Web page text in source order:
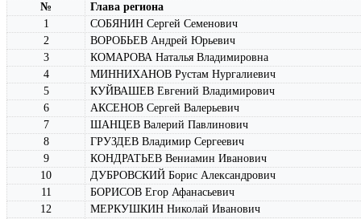
№
Глава региона
1
СОБЯНИН Сергей Семенович
2
ВОРОБЬЕВ Андрей Юрьевич
3
КОМАРОВА Наталья Владимировна
4
МИННИХАНОВ Рустам Нургалиевич
5
КУЙВАШЕВ Евгений Владимирович
6
АКСЕНОВ Сергей Валерьевич
7
ШАНЦЕВ Валерий Павлинович
8
ГРУЗДЕВ Владимир Сергеевич
9
КОНДРАТЬЕВ Вениамин Иванович
10
ДУБРОВСКИЙ Борис Александрович
11
БОРИСОВ Егор Афанасьевич
12
МЕРКУШКИН Николай Иванович